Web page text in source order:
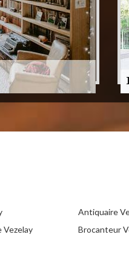
Vezelay
Antiquaire
Brocanteur